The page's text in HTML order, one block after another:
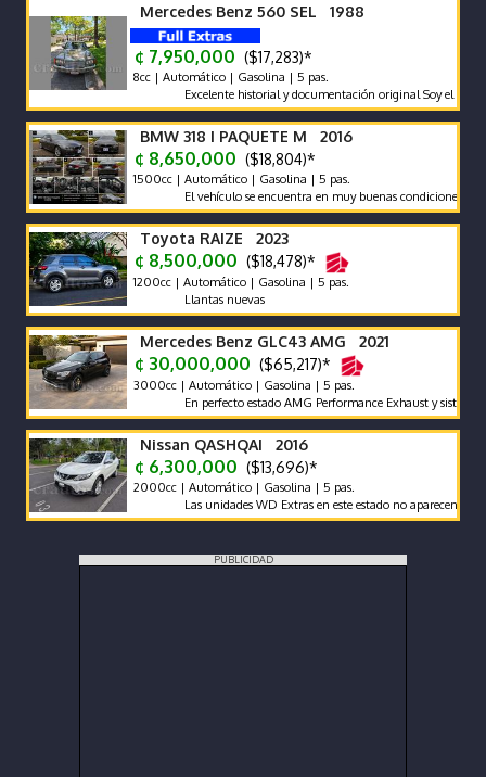
Mercedes Benz 560 SEL 1988
¢ 7,950,000 ($17,283)*
8cc | Automático | Gasolina | 5 pas.
Excelente historial y documentación original Soy el segundo
BMW 318 I PAQUETE M 2016
¢ 8,650,000 ($18,804)*
1500cc | Automático | Gasolina | 5 pas.
El vehículo se encuentra en muy buenas condiciones tanto
Toyota RAIZE 2023
¢ 8,500,000 ($18,478)*
1200cc | Automático | Gasolina | 5 pas.
Llantas nuevas
Mercedes Benz GLC43 AMG 2021
¢ 30,000,000 ($65,217)*
3000cc | Automático | Gasolina | 5 pas.
En perfecto estado AMG Performance Exhaust y sistema de
Nissan QASHQAI 2016
¢ 6,300,000 ($13,696)*
2000cc | Automático | Gasolina | 5 pas.
Las unidades WD Extras en este estado no aparecen con
PUBLICIDAD